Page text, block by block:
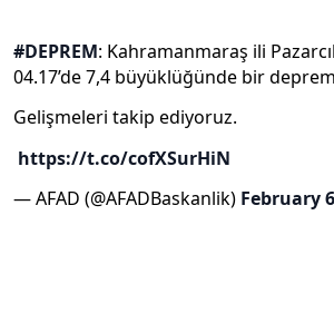
#DEPREM: Kahramanmaraş ili
04.17’de 7,4 büyüklüğünde bir
Gelişmeleri takip ediyoruz.
https://t.co/cofXSurHiN
— AFAD (@AFADBaskanlik) February